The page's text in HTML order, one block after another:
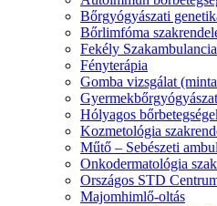
Bőrgyógyászati
Bőrlimfóma
Fekély Szakambulancia
Fényterápia
Gomba vizsgálat
Hólyagos
Kozmetológia
Műtő – Sebészeti
Onkodermatológia
Országos STD
Majomhimlő-oltás